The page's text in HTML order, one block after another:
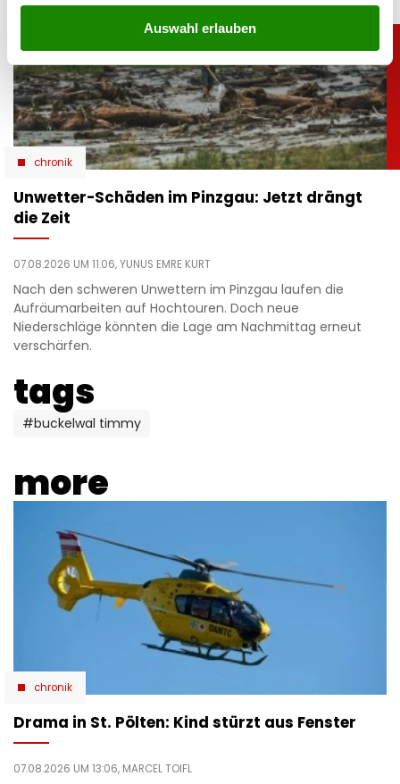
Auswahl erlauben
chronik
Unwetter-Schäden im Pinzgau: Jetzt drängt
die Zeit
07.08.2026 UM 11:06,YUNUS EMRE KURT
Nach den schweren Unwettern im Pinzgau laufen die
Aufräumarbeiten auf Hochtouren. Doch neue
Niederschläge könnten die Lage am Nachmittag erneut
verschärfen.
tags
#buckelwal timmy
more
chronik
Drama in St. Pölten: Kind stürzt aus Fenster
07.08.2026 UM 13:06, MARCEL TOIFL